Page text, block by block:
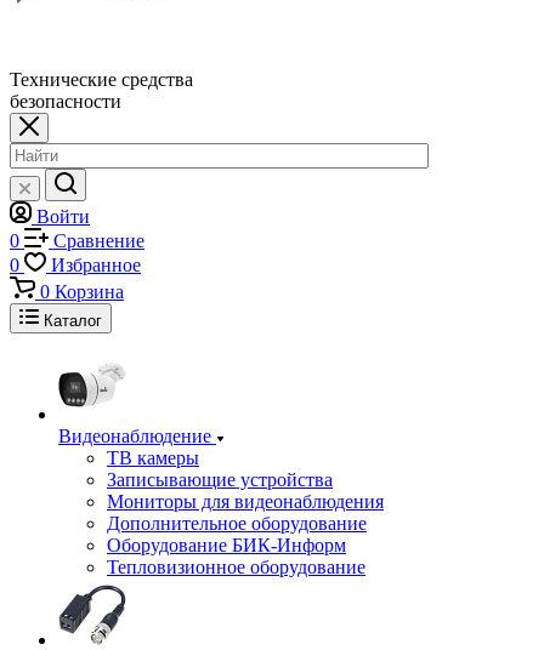
Технические средства
безопасности
Войти
0
Сравнение
0
Избранное
0 Корзина
Каталог
Видеонаблюдение
ТВ камеры
Записывающие устройства
Мониторы для видеонаблюдения
Дополнительное оборудование
Оборудование БИК-Информ
Тепловизионное оборудование